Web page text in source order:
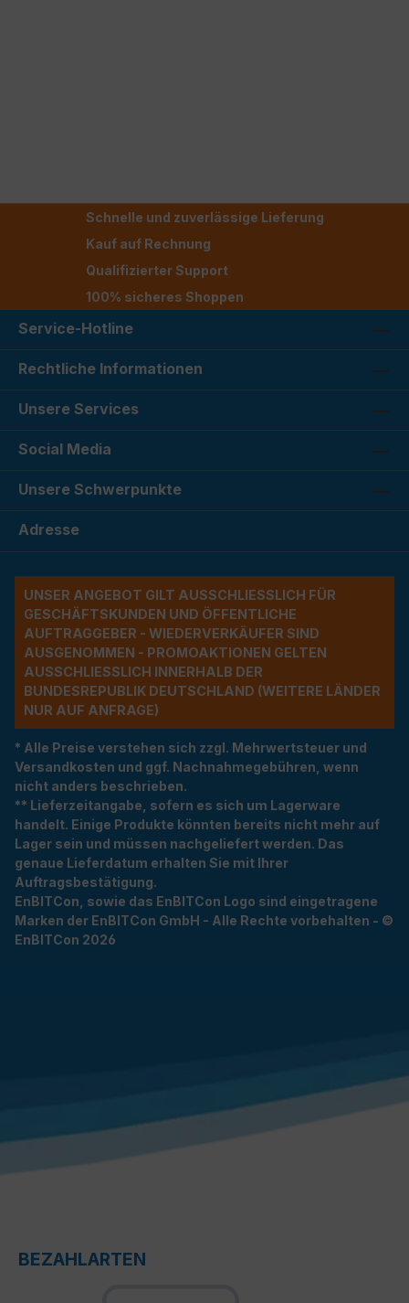
Schnelle und zuverlässige Lieferung
Kauf auf Rechnung
Qualifizierter Support
100% sicheres Shoppen
Service-Hotline
Rechtliche Informationen
Unsere Services
Social Media
Unsere Schwerpunkte
Adresse
UNSER ANGEBOT GILT AUSSCHLIESSLICH FÜR G
ESCHÄFTSKUNDEN UND ÖFFENTLICHE A
UFTRAGGEBER - WIEDERVERKÄUFER SIND A
USGENOMMEN - PROMOAKTIONEN GELTEN A
USSCHLIESSLICH INNERHALB DER BU
NDESREPUBLIK DEUTSCHLAND (WEITERE LÄNDER NU
R AUF ANFRAGE)
* Alle Preise verstehen sich zzgl. Mehrwertsteuer und
Versandkosten und ggf. Nachnahmegebühren, wenn
nicht anders beschrieben.
** Lieferzeitangabe, sofern es sich um Lagerware
handelt. Einige Produkte könnten bereits nicht mehr auf
Lager sein und müssen nachgeliefert werden. Das
genaue Lieferdatum erhalten Sie mit Ihrer
Auftragsbestätigung.
EnBITCon, sowie das EnBITCon Logo sind eingetragene
Marken der EnBITCon GmbH - Alle Rechte vorbehalten - ©
EnBITCon 2026
BEZAHLARTEN